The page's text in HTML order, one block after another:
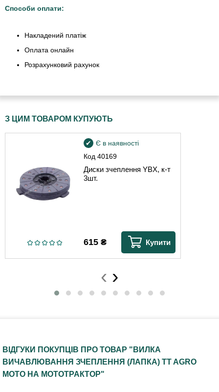
Способи оплати:
Накладений платіж
Оплата онлайн
Розрахунковий рахунок
З ЦИМ ТОВАРОМ КУПУЮТЬ
Код 40169
Є в наявності
Диски зчеплення YBX, к-т
3шт.
615 ₴ Купити
‹ ›
ВІДГУКИ ПОКУПЦІВ ПРО ТОВАР "ВИЛКА
ВИЧАВЛЮВАННЯ ЗЧЕПЛЕННЯ (ЛАПКА) TT AGRO
MOTO НА МОТОТРАКТОР"